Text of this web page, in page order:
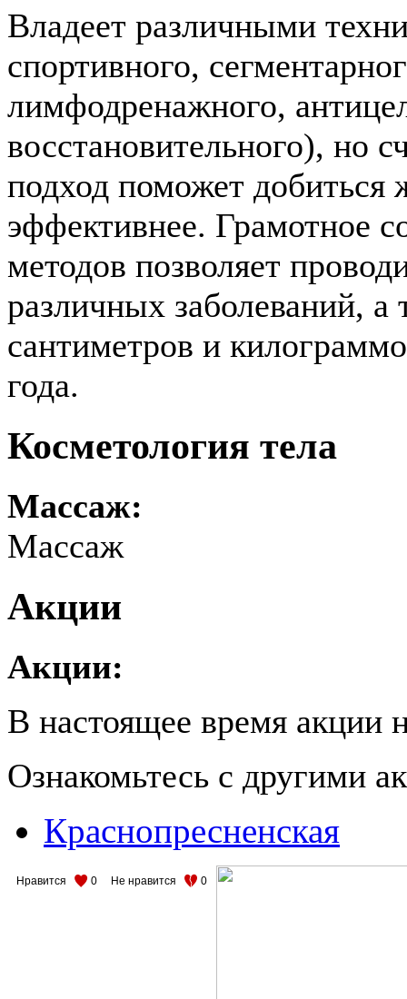
Владеет различными
спортивного,
лимфодренажного,
восстановительного), но
подход поможет добиться
эффективнее. Грамотное
методов позволяет
различных заболеваний, а
сантиметров и
года.
Косметология тела
Массаж:
Массаж
Акции
Акции:
В настоящее время акции
Ознакомьтесь с другими
Краснопресненская
Нравится 0 Не нравится 0